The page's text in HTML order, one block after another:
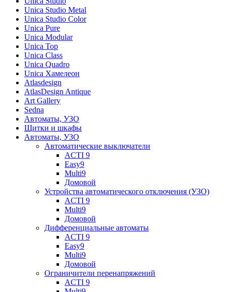
Unica Studio Metal
Unica Studio Color
Unica Pure
Unica Modular
Unica Top
Unica Class
Unica Quadro
Unica Хамелеон
Atlasdesign
AtlasDesign Antique
Art Gallery
Sedna
Автоматы, УЗО
Щитки и шкафы
Автоматы, УЗО
Автоматические выключатели
ACTI 9
Easy9
Multi9
Домовой
Устройства автоматического отключения (УЗО)
ACTI 9
Multi9
Домовой
Дифференциальные автоматы
ACTI 9
Easy9
Multi9
Домовой
Ограничители перенапряжений
ACTI 9